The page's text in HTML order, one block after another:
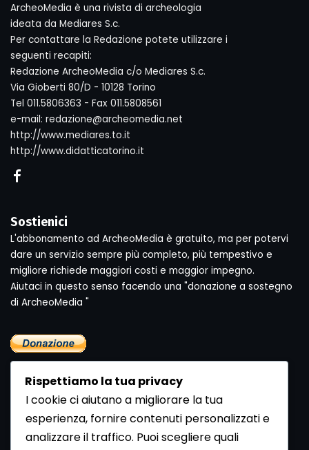
ArcheoMedia è una rivista di archeologia
ideata da Mediares S.c.
Per contattare la Redazione potete utilizzare i
seguenti recapiti:
Redazione ArcheoMedia c/o Mediares S.c.
Via Gioberti 80/D - 10128 Torino
Tel 011.5806363 - Fax 011.5808561
e-mail: redazione@archeomedia.net
http://www.mediares.to.it
http://www.didatticatorino.it
Sostienici
L'abbonamento ad ArcheoMedia è gratuito, ma per potervi
dare un servizio sempre più completo, più tempestivo e
migliore richiede maggiori costi e maggior impegno.
Aiutaci in questo senso facendo una "donazione a sostegno
di ArcheoMedia "
Rispettiamo la tua privacy
I cookie ci aiutano a migliorare la tua
esperienza, fornire contenuti personalizzati e
analizzare il traffico. Puoi scegliere quali